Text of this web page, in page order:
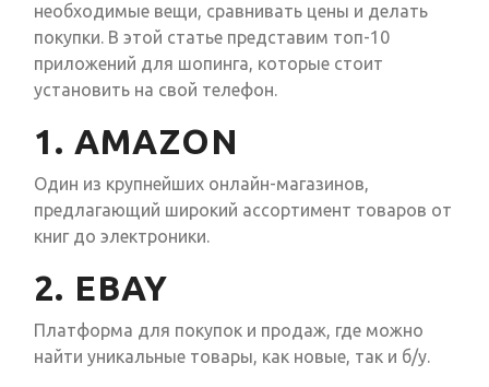
необходимые вещи, сравнивать цены и делать
покупки. В этой статье представим топ-10
приложений для шопинга, которые стоит
установить на свой телефон.
1. AMAZON
Один из крупнейших онлайн-магазинов,
предлагающий широкий ассортимент товаров от
книг до электроники.
2. EBAY
Платформа для покупок и продаж, где можно
найти уникальные товары, как новые, так и б/у.